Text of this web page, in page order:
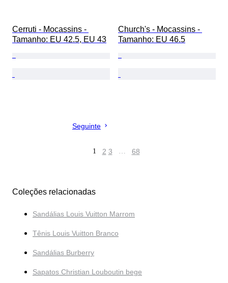
Cerruti - Mocassins -
Tamanho: EU 42.5, EU 43
Church's - Mocassins -
Tamanho: EU 46.5
Seguinte
1 2 3 … 68
Coleções relacionadas
Sandálias Louis Vuitton Marrom
Tênis Louis Vuitton Branco
Sandálias Burberry
Sapatos Christian Louboutin bege